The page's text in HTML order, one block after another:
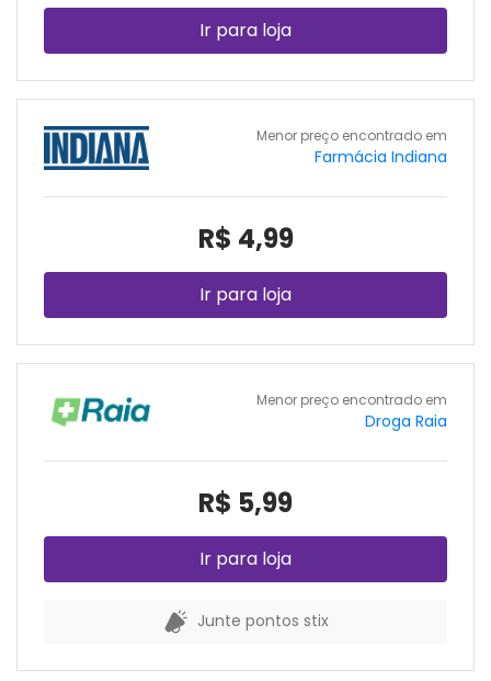
Ir para loja
Menor preço encontrado em
Farmácia Indiana
R$ 4,99
Ir para loja
Menor preço encontrado em
Droga Raia
R$ 5,99
Ir para loja
Junte pontos stix